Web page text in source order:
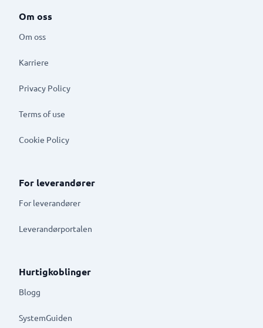
Om oss
Om oss
Karriere
Privacy Policy
Terms of use
Cookie Policy
For leverandører
For leverandører
Leverandørportalen
Hurtigkoblinger
Blogg
SystemGuiden